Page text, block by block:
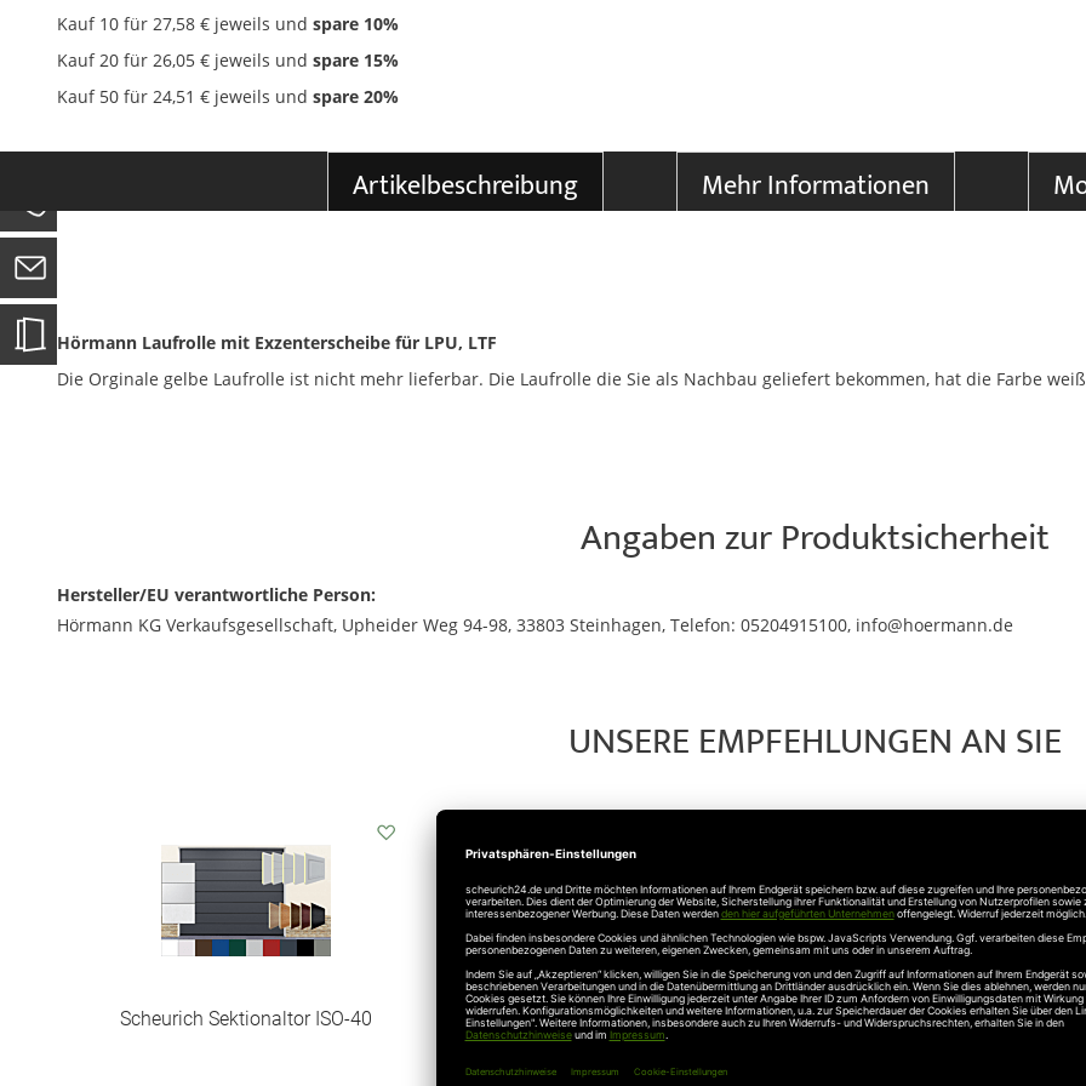
Kauf 10 für 27,58 € jeweils und spare 10%
Kauf 20 für 26,05 € jeweils und spare 15%
Kauf 50 für 24,51 € jeweils und spare 20%
Bildgalerie
springen
Artikelbeschreibung Mehr Informationen
Hörmann Laufrolle mit Exzenterscheibe für LPU, LTF
Die Orginale gelbe Laufrolle ist nicht mehr lieferbar. Die Laufrolle die Sie als Nachbau geliefert bekommen, hat die Farbe
Angaben zur Produktsicherheit
Hersteller/EU verantwortliche Person:
Hörmann KG Verkaufsgesellschaft, Upheider Weg 94-98, 33803 Steinhagen, Telefon: 05204915100, info@hoermann.de
UNSERE EMPFEHLUNGEN AN SIE
Scheurich Sektionaltor ISO-40
Hörmann
Scharnierrollenhalter LPU
links (von innen gesehen)
Hörmann